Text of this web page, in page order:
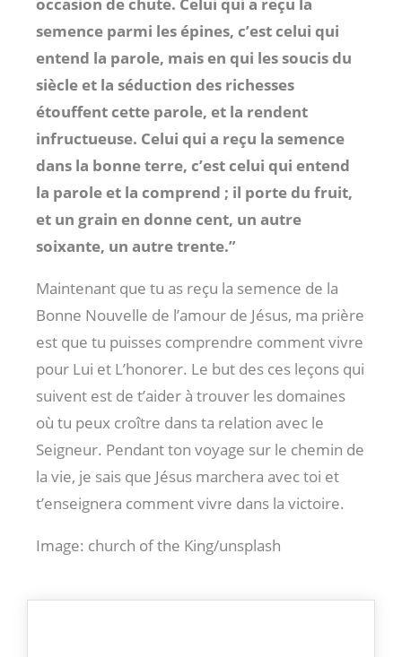
occasion de chute. Celui qui a reçu la
semence parmi les épines, c’est celui qui
entend la parole, mais en qui les soucis du
siècle et la séduction des richesses
étouffent cette parole, et la rendent
infructueuse. Celui qui a reçu la semence
dans la bonne terre, c’est celui qui entend
la parole et la comprend ; il porte du fruit,
et un grain en donne cent, un autre
soixante, un autre trente.”
Maintenant que tu as reçu la semence de la
Bonne Nouvelle de l’amour de Jésus, ma prière
est que tu puisses comprendre comment vivre
pour Lui et L’honorer. Le but des ces leçons qui
suivent est de t’aider à trouver les domaines
où tu peux croître dans ta relation avec le
Seigneur. Pendant ton voyage sur le chemin de
la vie, je sais que Jésus marchera avec toi et
t’enseignera comment vivre dans la victoire.
Image: church of the King/unsplash